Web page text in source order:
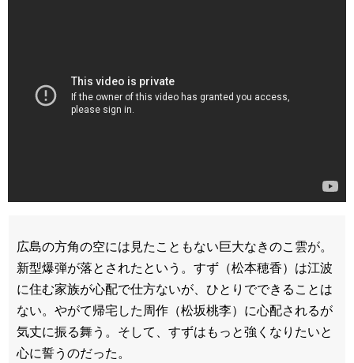
広島の方角の空には見たこともない巨大なきのこ雲が。
新型爆弾が落とされたという。すず（松本穂香）は江波
に住む家族が心配で仕方ないが、ひとりでできることは
ない。やがて帰宅した周作（松坂桃李）に心配されるが
気丈に振る舞う。そして、すずはもっと強くなりたいと
心に誓うのだった。